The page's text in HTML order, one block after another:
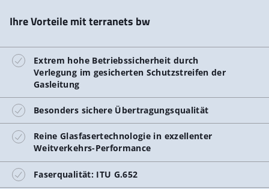
Ihre Vorteile mit terranets bw
Extrem hohe Betriebssicherheit durch
Verlegung im gesicherten Schutzstreifen der
Gasleitung
Besonders sichere Übertragungsqualität
Reine Glasfasertechnologie in exzellenter
Weitverkehrs-Performance
Faserqualität: ITU G.652